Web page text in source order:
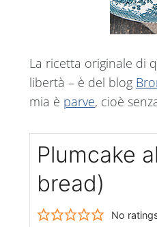
La ricetta originale di
libertà – è del blog
mia è parve, cioè
Plumcake
bread)
No